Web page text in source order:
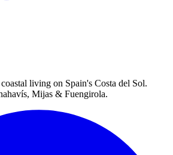
living on Spain's Costa del Sol.
Mijas & Fuengirola.